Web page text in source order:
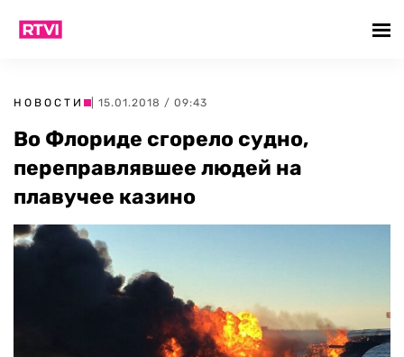
НОВОСТИ | 15.01.2018 / 09:43
Во Флориде сгорело судно,
переправлявшее людей на
плавучее казино